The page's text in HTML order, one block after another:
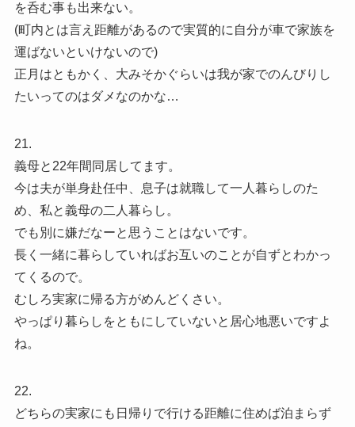
を呑む事も出来ない。
(町内とは言え距離があるので実質的に自分が車で家族を
運ばないといけないので)
正月はともかく、大みそかぐらいは我が家でのんびりし
たいってのはダメなのかな…
21.
義母と22年間同居してます。
今は夫が単身赴任中、息子は就職して一人暮らしのた
め、私と義母の二人暮らし。
でも別に嫌だなーと思うことはないです。
長く一緒に暮らしていればお互いのことが自ずとわかっ
てくるので。
むしろ実家に帰る方がめんどくさい。
やっぱり暮らしをともにしていないと居心地悪いですよ
ね。
22.
どちらの実家にも日帰りで行ける距離に住めば泊まらず